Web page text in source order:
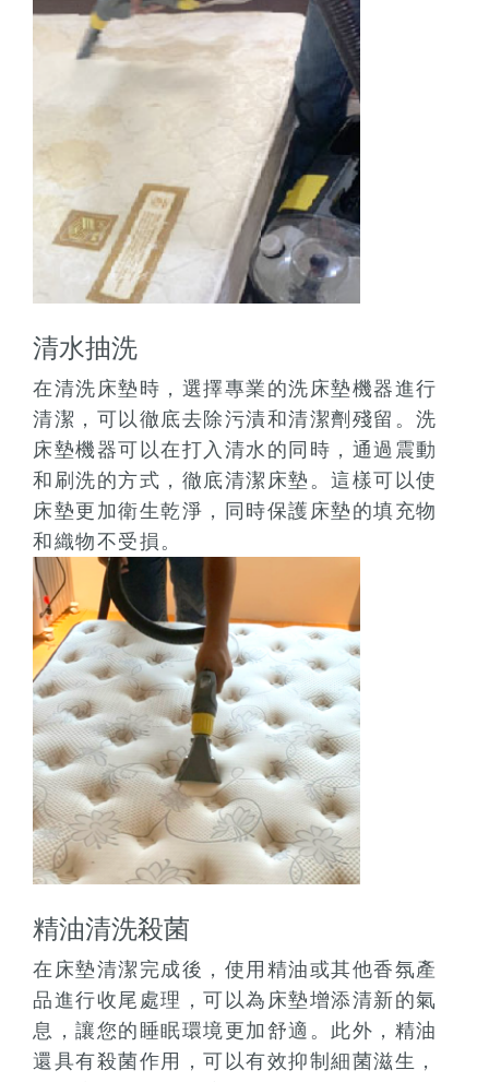
清水抽洗
在清洗床墊時，選擇專業的洗床墊機器進行
清潔，可以徹底去除污漬和清潔劑殘留。洗
床墊機器可以在打入清水的同時，通過震動
和刷洗的方式，徹底清潔床墊。這樣可以使
床墊更加衛生乾淨，同時保護床墊的填充物
和織物不受損。
精油清洗殺菌
在床墊清潔完成後，使用精油或其他香氛產
品進行收尾處理，可以為床墊增添清新的氣
息，讓您的睡眠環境更加舒適。此外，精油
還具有殺菌作用，可以有效抑制細菌滋生，